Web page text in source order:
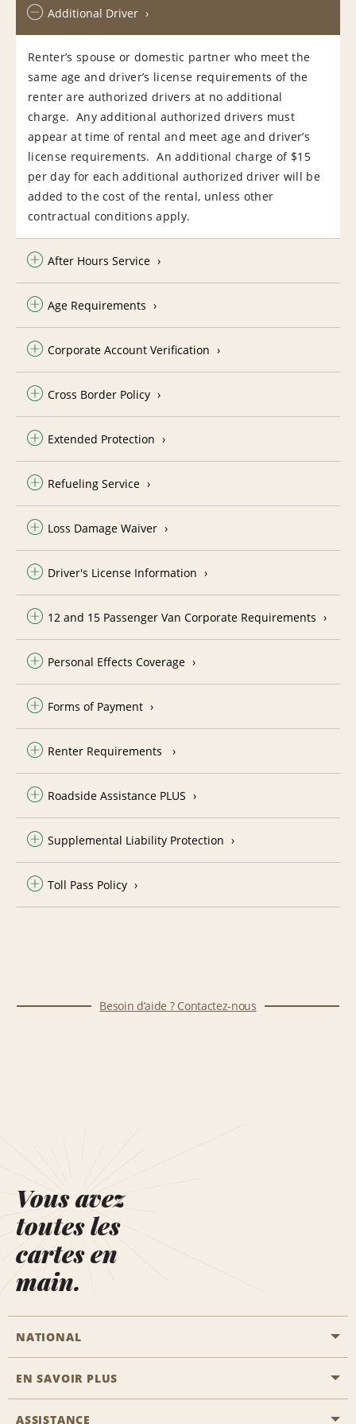
Additional Driver
Renter’s spouse or domestic partner who meet the
same age and driver’s license requirements of the
renter are authorized drivers at no additional
charge. Any additional authorized drivers must
appear at time of rental and meet age and driver’s
license requirements. An additional charge of $15
per day for each additional authorized driver will be
added to the cost of the rental, unless other
contractual conditions apply.
After Hours Service
Age Requirements
Corporate Account Verification
Cross Border Policy
Extended Protection
Refueling Service
Loss Damage Waiver
Driver's License Information
12 and 15 Passenger Van Corporate Requirements
Personal Effects Coverage
Forms of Payment
Renter Requirements
Roadside Assistance PLUS
Supplemental Liability Protection
Toll Pass Policy
Besoin d’aide ? Contactez-nous
Vous avez
toutes les
cartes en
main.
NATIONAL
Passer une réservation
EN SAVOIR PLUS
Carrière
ASSISTANCE